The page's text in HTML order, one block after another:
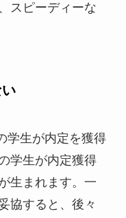
スピーディーな
学生が内定を獲得
学生が内定獲得
生まれます。一
協すると、後々